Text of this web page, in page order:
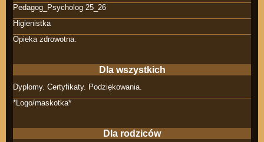
Pedagog_Psycholog 25_26
Higienistka
Opieka zdrowotna.
Dla wszystkich
Dyplomy. Certyfikaty. Podziękowania.
*Logo/maskotka*
Dla rodziców